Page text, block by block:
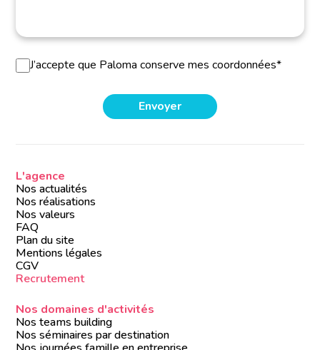
J’accepte que Paloma conserve mes coordonnées*
L'agence
Nos actualités
Nos réalisations
Nos valeurs
FAQ
Plan du site
Mentions légales
CGV
Recrutement
Nos domaines d'activités
Nos teams building
Nos séminaires par destination